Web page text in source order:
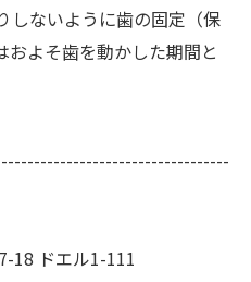
しないように歯の固定（保
およそ歯を動かした期間と
18 ドエル1-111